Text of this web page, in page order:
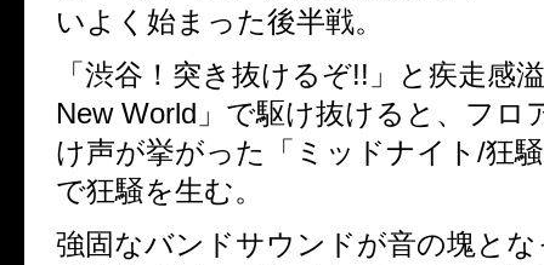
いよく始まった後半戦。
「渋谷！突き抜けるぞ!! 」と疾走感
New World 」で駆け抜けると、フロ
け声が挙がった「ミッドナイト /狂騒
で狂騒を生む。
強固なバンドサウンドが音の塊と